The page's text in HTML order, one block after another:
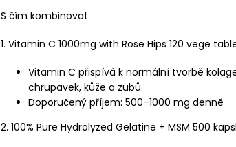
S čím kombinovat
1. Vitamin C 1000mg with Rose Hips 120 vege
Vitamin C přispívá k normální tvorbě
chrupavek, kůže a zubů
Doporučený příjem: 500–1000 mg denně
2. 100% Pure Hydrolyzed Gelatine + MSM 500